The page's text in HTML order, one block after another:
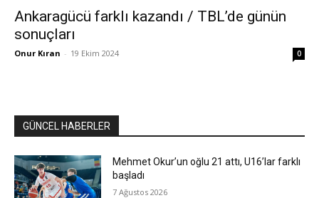
Ankaragücü farklı kazandı / TBL’de günün
sonuçları
Onur Kıran - 19 Ekim 2024 0
GÜNCEL HABERLER
Mehmet Okur’un oğlu 21 attı, U16’lar farklı
başladı
7 Ağustos 2026